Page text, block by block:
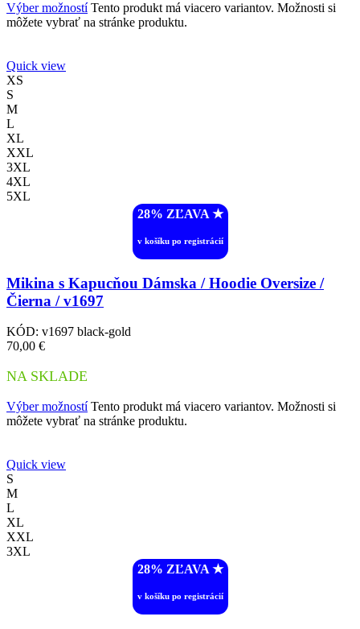
Výber možností Tento produkt má viacero variantov. Možnosti si
môžete vybrať na stránke produktu.
Quick view
XS
S
M
L
XL
XXL
3XL
4XL
5XL
28% ZĽAVA ︎★
v košíku po registrácií
Mikina s Kapucňou Dámska / Hoodie Oversize /
Čierna / v1697
KÓD: v1697 black-gold
70,00 €
NA SKLADE
Výber možností Tento produkt má viacero variantov. Možnosti si
môžete vybrať na stránke produktu.
Quick view
S
M
L
XL
XXL
3XL
28% ZĽAVA ︎★
v košíku po registrácií